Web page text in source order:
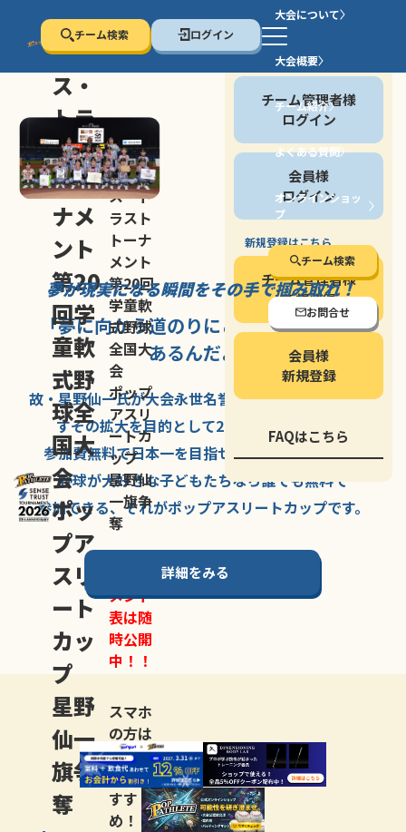
チーム検索 ログイン
大会について
大会概要
チーム紹介
よくある質問
オンラインショッ
プ
チーム検索
お問合せ
停止する
セン
ス・
トラ
スト
トー
ナメ
ント
第20
回学
童軟
式野
球全
国大
会
ポッ
プア
スリ
ート
カッ
プ
星野
仙一
旗争
奪
セン
ス・ト
ラスト
トーナ
メント
第20回
学童軟
式野球
全国大
会
ポップ
アスリ
ートカ
ップ
星野仙
一旗争
奪
メント
表は随
時公開
中！！
スマホ
の方は
LINE登
録がお
すす
め！
会員の方
チーム管理者様
ログイン
会員様
ログイン
新規登録はこちら
チーム管理者様
新規登録
会員様
新規登録
FAQはこちら
夢が現実になる瞬間をその手で掴み取れ！
「夢に向かう道のりにこそ大きな意味が
あるんだよ」
故・星野仙一氏が大会永世名誉会長を務める、野球の
すその拡大を目的として2007年に
参加費無料で日本一を目指せる唯一の野球大会。
野球が大好きな子どもたちなら誰でも無料で
参加できる、それがポップアスリートカップです。
詳細をみる